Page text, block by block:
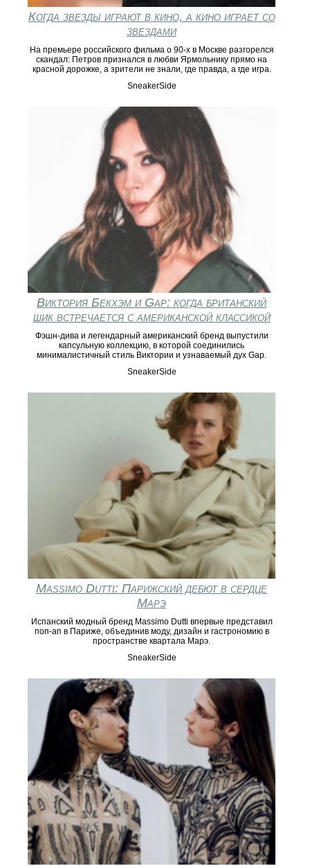
Когда звезды играют в кино, а кино играет со
звездами
На премьере российского фильма о 90-х в Москве разгорелся
скандал: Петров признался в любви Ярмольнику прямо на
красной дорожке, а зрители не знали, где правда, а где игра.
SneakerSide
Виктория Бекхэм и Gap: когда британский
шик встречается с американской классикой
Фэшн-дива и легендарный американский бренд выпустили
капсульную коллекцию, в которой соединились
минималистичный стиль Виктории и узнаваемый дух Gap.
SneakerSide
Massimo Dutti: Парижский дебют в сердце
Марэ
Испанский модный бренд Massimo Dutti впервые представил
поп-ап в Париже, объединив моду, дизайн и гастрономию в
пространстве квартала Марэ.
SneakerSide